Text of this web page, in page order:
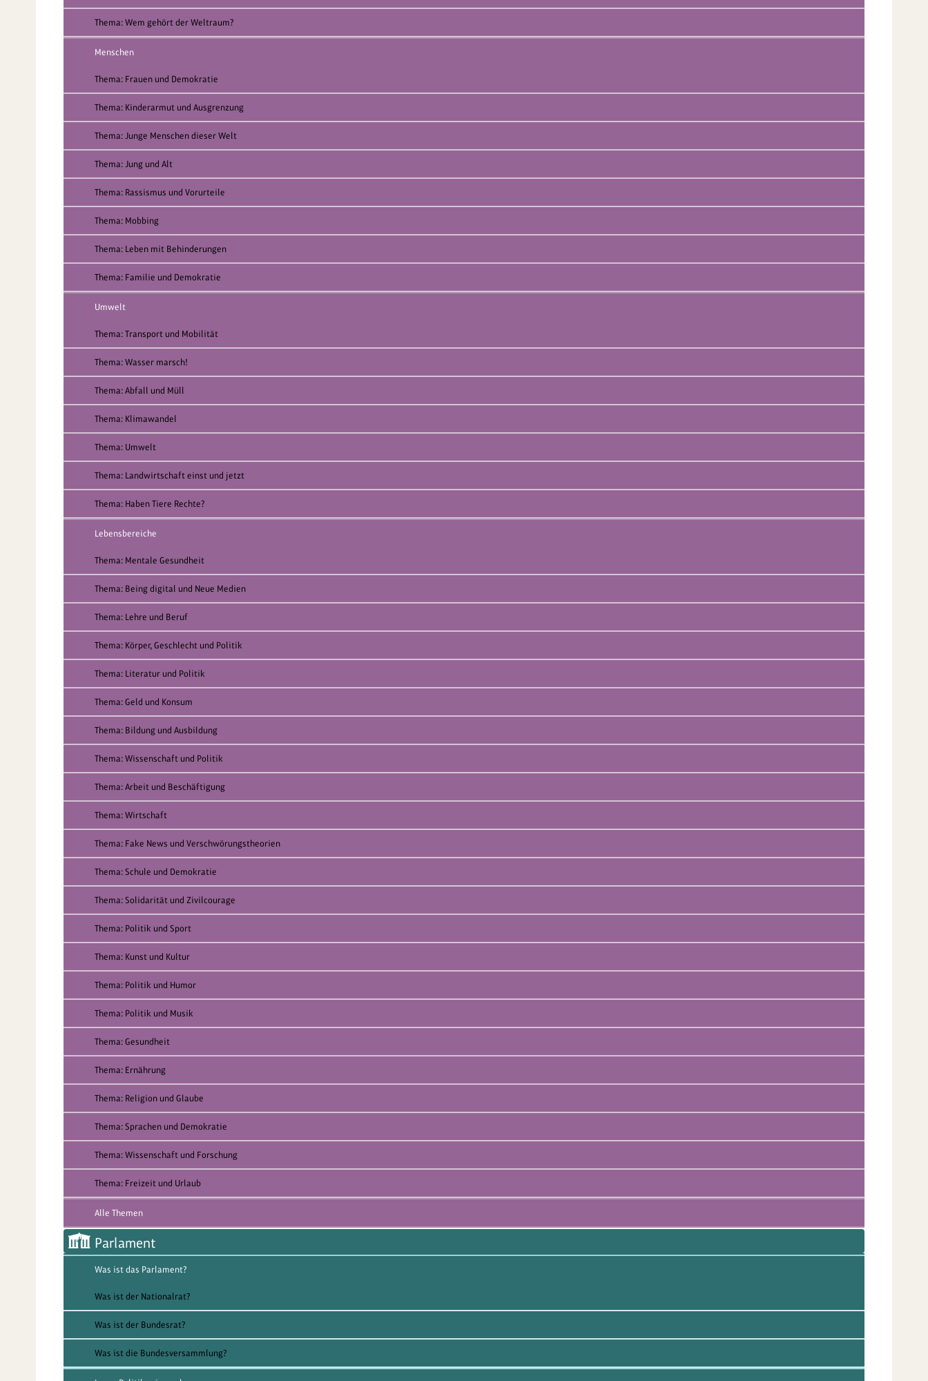
Thema: Wem gehört der Weltraum?
Menschen
Thema: Frauen und Demokratie
Thema: Kinderarmut und Ausgrenzung
Thema: Junge Menschen dieser Welt
Thema: Jung und Alt
Thema: Rassismus und Vorurteile
Thema: Mobbing
Thema: Leben mit Behinderungen
Thema: Familie und Demokratie
Umwelt
Thema: Transport und Mobilität
Thema: Wasser marsch!
Thema: Abfall und Müll
Thema: Klimawandel
Thema: Umwelt
Thema: Landwirtschaft einst und jetzt
Thema: Haben Tiere Rechte?
Lebensbereiche
Thema: Mentale Gesundheit
Thema: Being digital und Neue Medien
Thema: Lehre und Beruf
Thema: Körper, Geschlecht und Politik
Thema: Literatur und Politik
Thema: Geld und Konsum
Thema: Bildung und Ausbildung
Thema: Wissenschaft und Politik
Thema: Arbeit und Beschäftigung
Thema: Wirtschaft
Thema: Fake News und Verschwörungstheorien
Thema: Schule und Demokratie
Thema: Solidarität und Zivilcourage
Thema: Politik und Sport
Thema: Kunst und Kultur
Thema: Politik und Humor
Thema: Politik und Musik
Thema: Gesundheit
Thema: Ernährung
Thema: Religion und Glaube
Thema: Sprachen und Demokratie
Thema: Wissenschaft und Forschung
Thema: Freizeit und Urlaub
Alle Themen
Parlament
Was ist das Parlament?
Was ist der Nationalrat?
Was ist der Bundesrat?
Was ist die Bundesversammlung?